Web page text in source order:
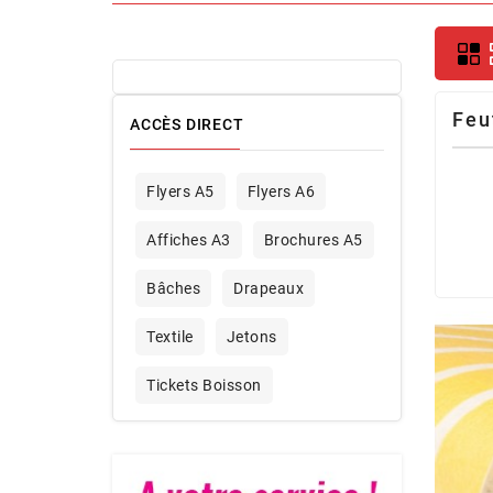
ACCÈS DIRECT
Flyers A5 Flyers A6
Affiches A3 Brochures A5
Bâches Drapeaux
Textile Jetons
Tickets Boisson